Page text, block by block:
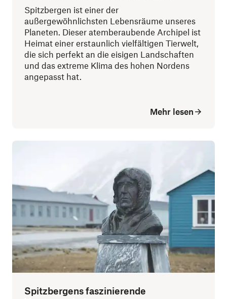
Spitzbergen ist einer der
außergewöhnlichsten Lebensräume unseres
Planeten. Dieser atemberaubende Archipel ist
Heimat einer erstaunlich vielfältigen Tierwelt,
die sich perfekt an die eisigen Landschaften
und das extreme Klima des hohen Nordens
angepasst hat.
Mehr lesen
Spitzbergens faszinierende